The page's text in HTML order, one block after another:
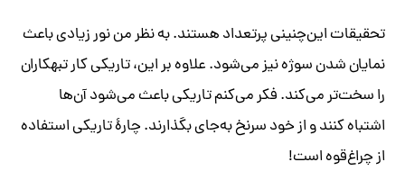
تحقیقات این‌چنینی پرتعداد هستند. به نظر من نور زیادی باعث
نمایان شدن سوژه نیز می‌شود. علاوه بر این، تاریکی کار تبهکاران
را سخت‌تر می‌کند. فکر می‌کنم تاریکی باعث می‌شود آن‌ها
اشتباه کنند و از خود سرنخ به‌جای بگذارند. چارهٔ تاریکی استفاده
از چراغ‌قوه است!